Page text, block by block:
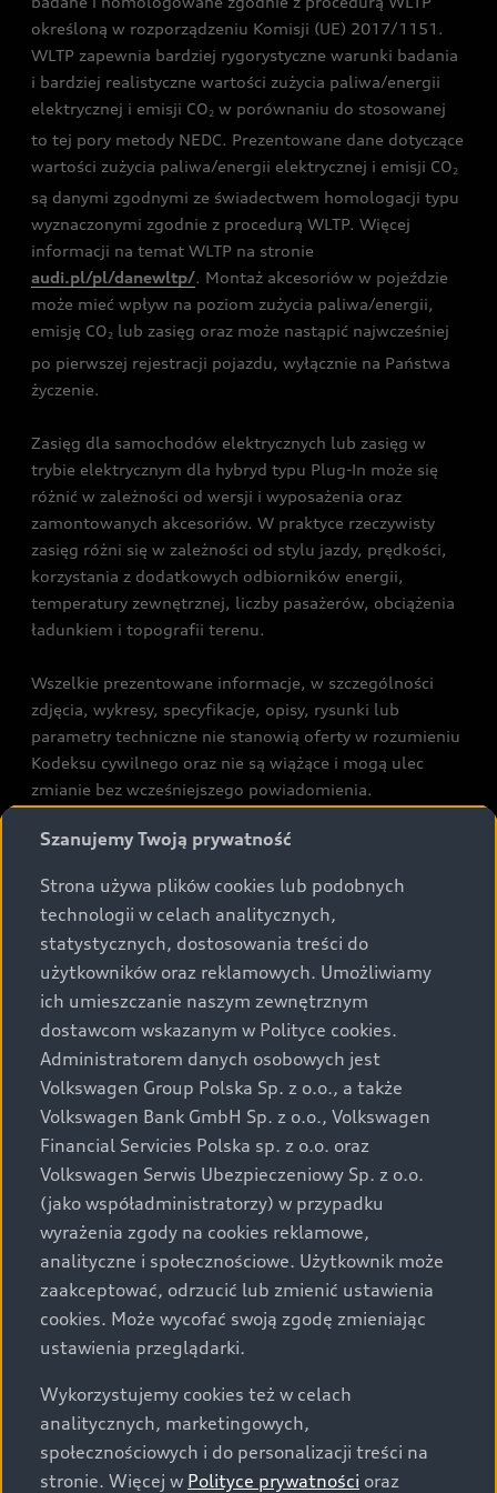
określoną w rozporządzeniu Komisji (UE) 2017/1151.
WLTP zapewnia bardziej rygorystyczne warunki badania
i bardziej realistyczne wartości zużycia paliwa/energii
elektrycznej i emisji CO2 w porównaniu do stosowanej
to tej pory metody NEDC. Prezentowane dane dotyczące
wartości zużycia paliwa/energii elektrycznej i emisji CO2
są danymi zgodnymi ze świadectwem homologacji typu
wyznaczonymi zgodnie z procedurą WLTP. Więcej
informacji na temat WLTP na stronie
audi.pl/pl/danewltp/. Montaż akcesoriów w pojeździe
może mieć wpływ na poziom zużycia paliwa/energii,
emisję CO2 lub zasięg oraz może nastąpić najwcześniej
po pierwszej rejestracji pojazdu, wyłącznie na Państwa
życzenie.
Zasięg dla samochodów elektrycznych lub zasięg w
trybie elektrycznym dla hybryd typu Plug-In może się
różnić w zależności od wersji i wyposażenia oraz
zamontowanych akcesoriów. W praktyce rzeczywisty
zasięg różni się w zależności od stylu jazdy, prędkości,
korzystania z dodatkowych odbiorników energii,
temperatury zewnętrznej, liczby pasażerów, obciążenia
ładunkiem i topografii terenu.
Wszelkie prezentowane informacje, w szczególności
zdjęcia, wykresy, specyfikacje, opisy, rysunki lub
parametry techniczne nie stanowią oferty w rozumieniu
Kodeksu cywilnego oraz nie są wiążące i mogą ulec
zmianie bez wcześniejszego powiadomienia.
rozumieniu art. 5561§2 Kodeksu cywilnego oraz art.
Podane kwoty są rekomendowane i obejmują podatek
VAT (23%), chyba że inaczej zaznaczono.
Audi zastrzega sobie możliwość wprowadzenia zmian w
prezentowanych wersjach. Przedstawione detale
wyposażenia mogą różnić się od specyfikacji
przewidzianej na rynek polski. Zamieszczone zdjęcia
mogą przedstawiać wyposażenie opcjonalne, dostępne
za dopłatą. Wiążące ustalenie ceny, wyposażenia i
specyfikacji pojazdu następują w umowie sprzedaży, a
określenie parametrów technicznych zawiera
świadectwo homologacji typu pojazdu. Zastrzegamy
sobie prawo do zmian i pomyłek. Wszelkie informacje
prezentowane na stronie są aktualne na dzień ich
zamieszczania. W celu uzyskania najnowszych
informacji prosimy kontaktować się z Partnerem Marki
Audi.
Wszystkie produkowane obecnie samochody marki Audi
są wykonywane z materiałów spełniających pod
względem możliwości odzysku i recyklingu wymagania
określone w normie ISO 22628 i są zgodne z
Szanujemy Twoją prywatność
Strona używa plików cookies lub podobnych
technologii w celach analitycznych,
statystycznych, dostosowania treści do
użytkowników oraz reklamowych. Umożliwiamy
ich umieszczanie naszym zewnętrznym
dostawcom wskazanym w Polityce cookies.
Administratorem danych osobowych jest
Volkswagen Group Polska Sp. z o.o., a także
Volkswagen Bank GmbH Sp. z o.o., Volkswagen
Financial Servicies Polska sp. z o.o. oraz
Volkswagen Serwis Ubezpieczeniowy Sp. z o.o.
(jako współadministratorzy) w przypadku
wyrażenia zgody na cookies reklamowe,
analityczne i społecznościowe. Użytkownik może
zaakceptować, odrzucić lub zmienić ustawienia
cookies. Może wycofać swoją zgodę zmieniając
ustawienia przeglądarki.
Wykorzystujemy cookies też w celach
analitycznych, marketingowych,
społecznościowych i do personalizacji treści na
stronie. Więcej w Polityce prywatności oraz